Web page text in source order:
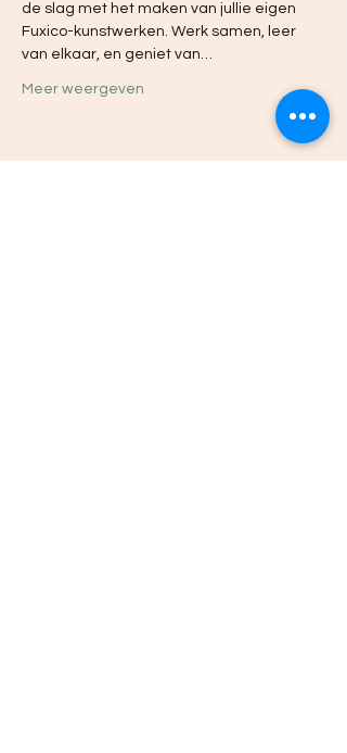
de slag met het maken van jullie eigen
Fuxico-kunstwerken. Werk samen, leer
van elkaar, en geniet van…
Meer weergeven